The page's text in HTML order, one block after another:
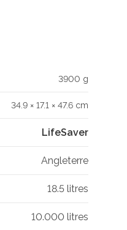
3900 g
34.9 × 17.1 × 47.6 cm
LifeSaver
Angleterre
18.5 litres
10.000 litres